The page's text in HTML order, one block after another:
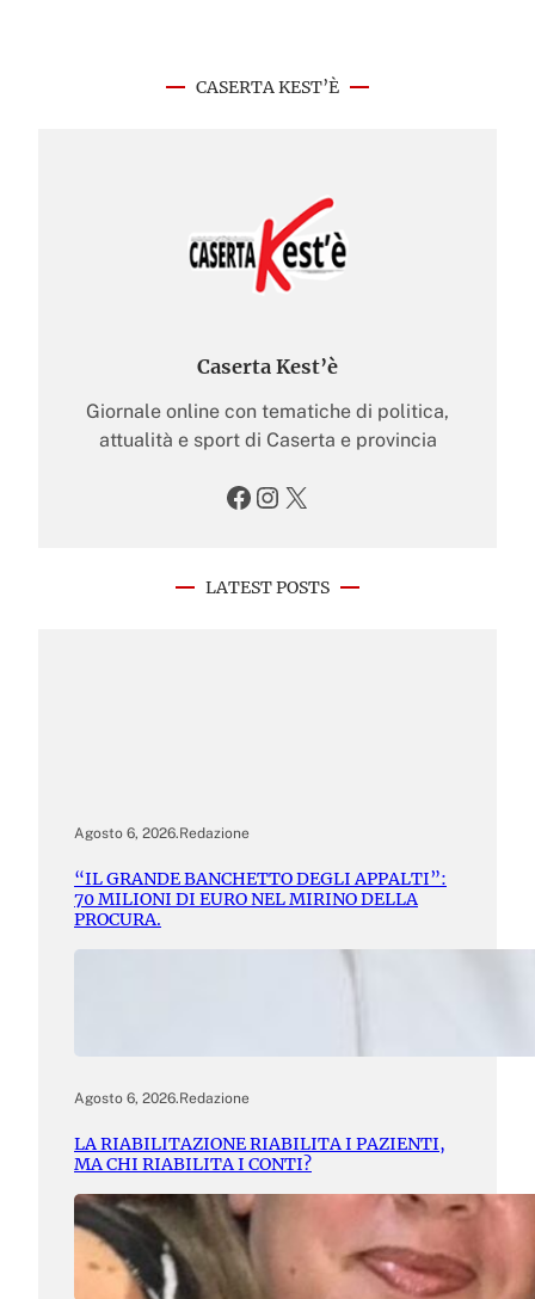
CASERTA KEST’È
Caserta Kest’è
Giornale online con tematiche di politica,
attualità e sport di Caserta e provincia
Facebook Instagram X
LATEST POSTS
Agosto 6, 2026.Redazione
“IL GRANDE BANCHETTO DEGLI APPALTI”:
70 MILIONI DI EURO NEL MIRINO DELLA
PROCURA.
Agosto 6, 2026.Redazione
LA RIABILITAZIONE RIABILITA I PAZIENTI,
MA CHI RIABILITA I CONTI?